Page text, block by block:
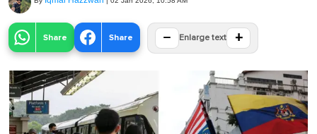
Share Share − Enlarge text +